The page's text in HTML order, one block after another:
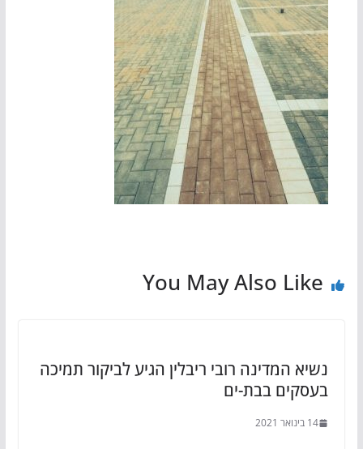
You May Also Like
נשיא המדינה רובי ריבלין הגיע לביקור תמיכה
בעסקים בבת-ים
14 בינואר 2021